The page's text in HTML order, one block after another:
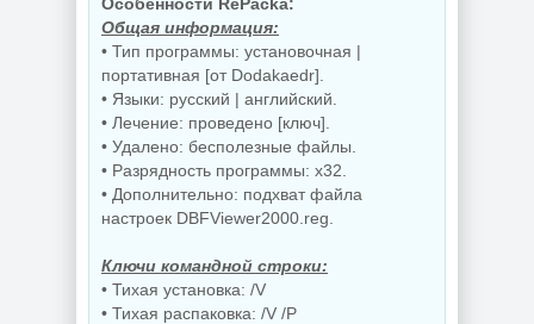
Общая информация:
• Тип программы: установочная |
портативная [от Dodakaedr].
• Языки: русский | английский.
• Лечение: проведено [ключ].
• Удалено: бесполезные файлы.
• Разрядность программы: x32.
• Дополнительно: подхват файла
настроек DBFViewer2000.reg.
Ключи командной строки:
• Тихая установка: /V
• Тихая распаковка: /V /P